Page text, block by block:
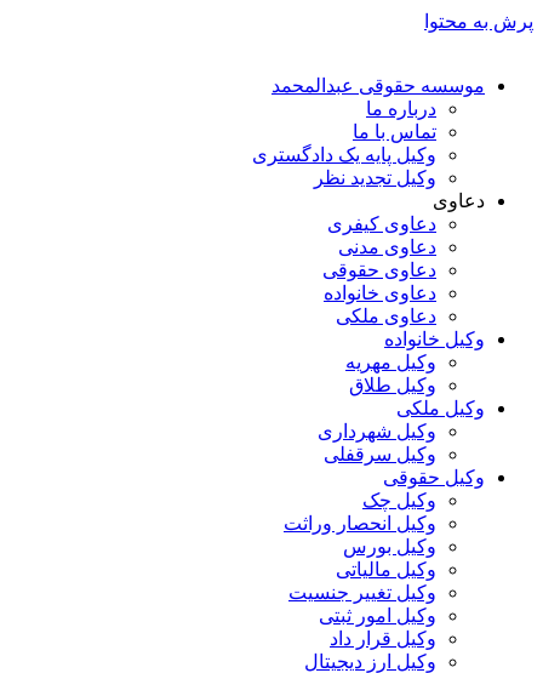
پرش به محتوا
موسسه حقوقی عبدالمحمد
درباره ما
تماس با ما
وکیل پایه یک دادگستری
وکیل تجدید نظر
دعاوی
دعاوی کیفری
دعاوی مدنی
دعاوی حقوقی
دعاوی خانواده
دعاوی ملکی
وکیل خانواده
وکیل مهریه
وکیل طلاق
وکیل ملکی
وکیل شهرداری
وکیل سرقفلی
وکیل حقوقی
وکیل چک
وکیل انحصار وراثت
وکیل بورس
وکیل مالیاتی
وکیل تغییر جنسیت
وکیل امور ثبتی
وکیل قرار داد
وکیل ارز دیجیتال